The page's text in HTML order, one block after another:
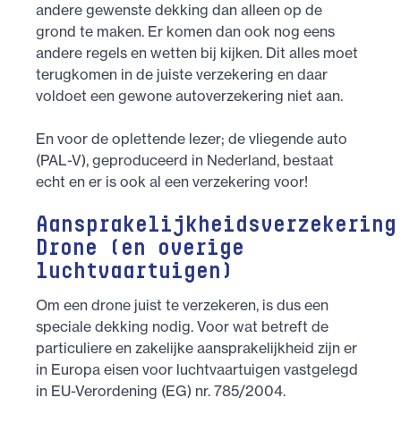
andere gewenste dekking dan alleen op de
grond te maken. Er komen dan ook nog eens
andere regels en wetten bij kijken. Dit alles moet
terugkomen in de juiste verzekering en daar
voldoet een gewone autoverzekering niet aan.
En voor de oplettende lezer; de vliegende auto
(PAL-V), geproduceerd in Nederland, bestaat
echt en er is ook al een verzekering voor!
Aansprakelijkheidsverzekering
Drone (en overige
luchtvaartuigen)
Om een drone juist te verzekeren, is dus een
speciale dekking nodig. Voor wat betreft de
particuliere en zakelijke aansprakelijkheid zijn er
in Europa eisen voor luchtvaartuigen vastgelegd
in EU-Verordening (EG) nr. 785/2004.